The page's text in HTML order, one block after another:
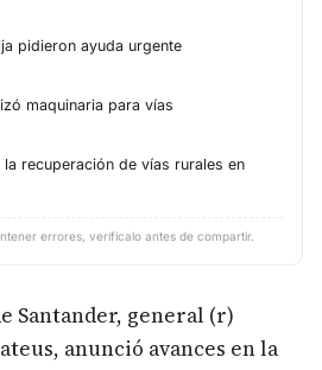
pidieron ayuda urgente
maquinaria para vías
recuperación de vías rurales en
errores, verifícalo antes de compartir.
Santander, general (r)
anunció avances en la